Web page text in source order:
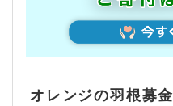
オレンジの羽根募金